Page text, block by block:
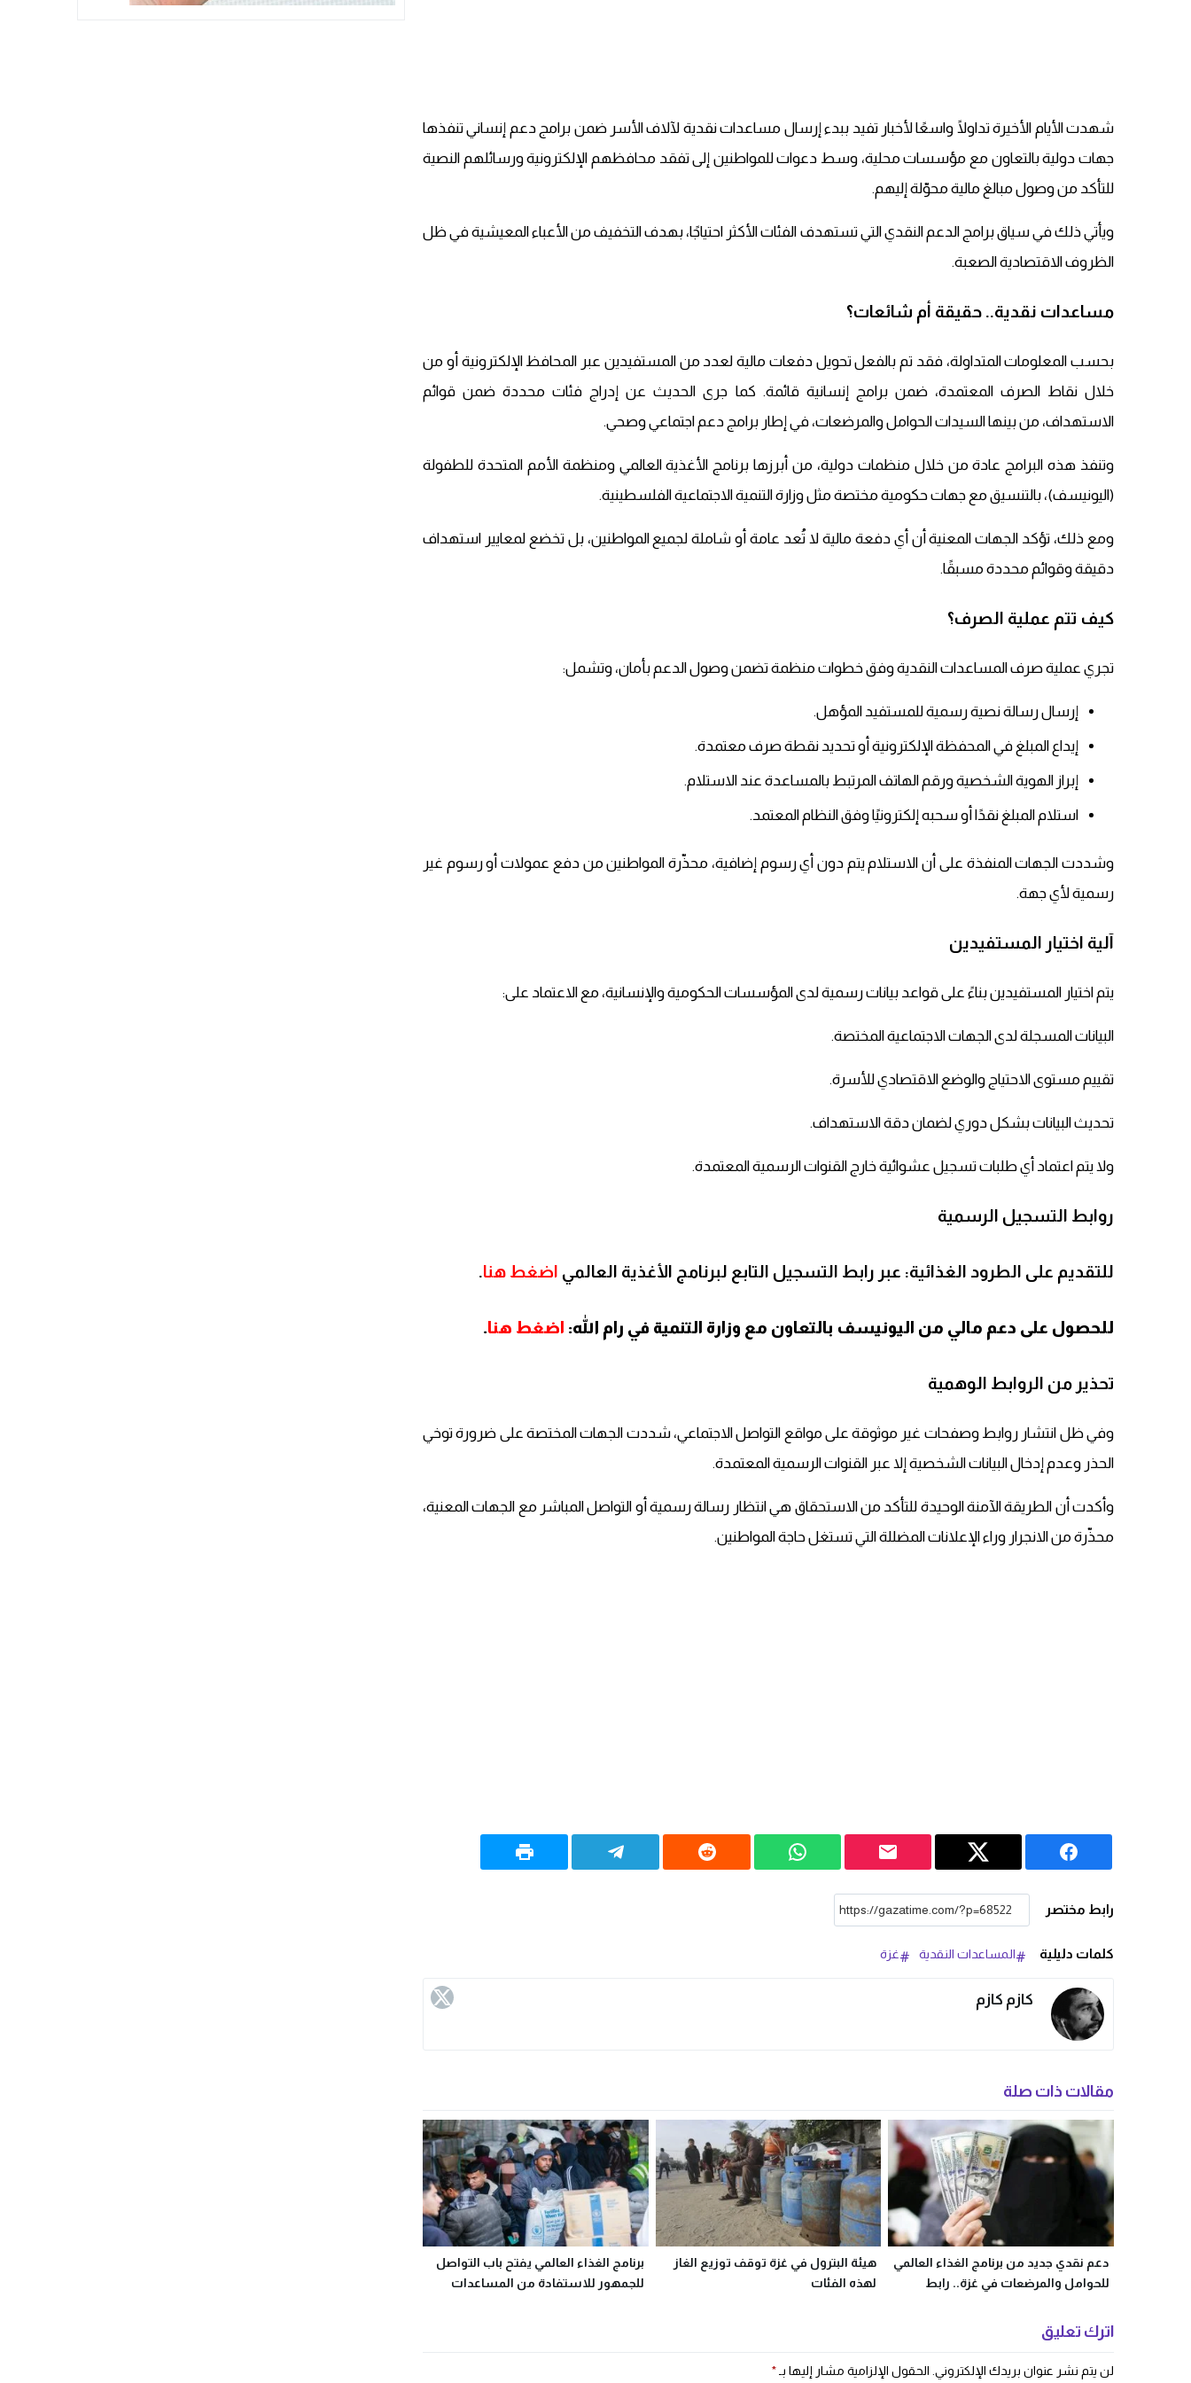
شهدت الأيام الأخيرة تداولًا واسعًا لأخبار تفيد ببدء إرسال مساعدات نقدية لآلاف الأسر ضمن برامج دعم إنساني تنفذها
جهات دولية بالتعاون مع مؤسسات محلية، وسط دعوات للمواطنين إلى تفقد محافظهم الإلكترونية ورسائلهم النصية
للتأكد من وصول مبالغ مالية محوّلة إليهم.
ويأتي ذلك في سياق برامج الدعم النقدي التي تستهدف الفئات الأكثر احتياجًا، بهدف التخفيف من الأعباء المعيشية في ظل
الظروف الاقتصادية الصعبة.
مساعدات نقدية.. حقيقة أم شائعات؟
بحسب المعلومات المتداولة، فقد تم بالفعل تحويل دفعات مالية لعدد من المستفيدين عبر المحافظ الإلكترونية أو من
خلال نقاط الصرف المعتمدة، ضمن برامج إنسانية قائمة. كما جرى الحديث عن إدراج فئات محددة ضمن قوائم
الاستهداف، من بينها السيدات الحوامل والمرضعات، في إطار برامج دعم اجتماعي وصحي.
وتنفذ هذه البرامج عادة من خلال منظمات دولية، من أبرزها برنامج الأغذية العالمي ومنظمة الأمم المتحدة للطفولة
(اليونيسف)، بالتنسيق مع جهات حكومية مختصة مثل وزارة التنمية الاجتماعية الفلسطينية.
ومع ذلك، تؤكد الجهات المعنية أن أي دفعة مالية لا تُعد عامة أو شاملة لجميع المواطنين، بل تخضع لمعايير استهداف
دقيقة وقوائم محددة مسبقًا.
كيف تتم عملية الصرف؟
تجري عملية صرف المساعدات النقدية وفق خطوات منظمة تضمن وصول الدعم بأمان، وتشمل:
إرسال رسالة نصية رسمية للمستفيد المؤهل.
إيداع المبلغ في المحفظة الإلكترونية أو تحديد نقطة صرف معتمدة.
إبراز الهوية الشخصية ورقم الهاتف المرتبط بالمساعدة عند الاستلام.
استلام المبلغ نقدًا أو سحبه إلكترونيًا وفق النظام المعتمد.
وشددت الجهات المنفذة على أن الاستلام يتم دون أي رسوم إضافية، محذّرة المواطنين من دفع عمولات أو رسوم غير
رسمية لأي جهة.
آلية اختيار المستفيدين
يتم اختيار المستفيدين بناءً على قواعد بيانات رسمية لدى المؤسسات الحكومية والإنسانية، مع الاعتماد على:
البيانات المسجلة لدى الجهات الاجتماعية المختصة.
تقييم مستوى الاحتياج والوضع الاقتصادي للأسرة.
تحديث البيانات بشكل دوري لضمان دقة الاستهداف.
ولا يتم اعتماد أي طلبات تسجيل عشوائية خارج القنوات الرسمية المعتمدة.
روابط التسجيل الرسمية
للتقديم على الطرود الغذائية: عبر رابط التسجيل التابع لبرنامج الأغذية العالمي اضغط هنا.
للحصول على دعم مالي من اليونيسف بالتعاون مع وزارة التنمية في رام الله: اضغط هنا.
تحذير من الروابط الوهمية
وفي ظل انتشار روابط وصفحات غير موثوقة على مواقع التواصل الاجتماعي، شددت الجهات المختصة على ضرورة توخي
الحذر وعدم إدخال البيانات الشخصية إلا عبر القنوات الرسمية المعتمدة.
وأكدت أن الطريقة الآمنة الوحيدة للتأكد من الاستحقاق هي انتظار رسالة رسمية أو التواصل المباشر مع الجهات المعنية،
محذّرة من الانجرار وراء الإعلانات المضللة التي تستغل حاجة المواطنين.
رابط مختصر
كلمات دليلية المساعدات النقدية غزة
كازم كازم
مقالات ذات صلة
دعم نقدي جديد من برنامج الغذاء العالمي
للحوامل والمرضعات في غزة.. رابط
هيئة البترول في غزة توقف توزيع الغاز
لهذه الفئات
برنامج الغذاء العالمي يفتح باب التواصل
للجمهور للاستفادة من المساعدات
اترك تعليق
لن يتم نشر عنوان بريدك الإلكتروني. الحقول الإلزامية مشار إليها بـ *